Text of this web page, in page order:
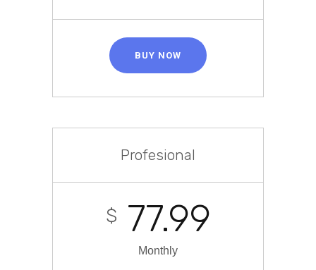
BUY NOW
Profesional
$ 77.99
Monthly